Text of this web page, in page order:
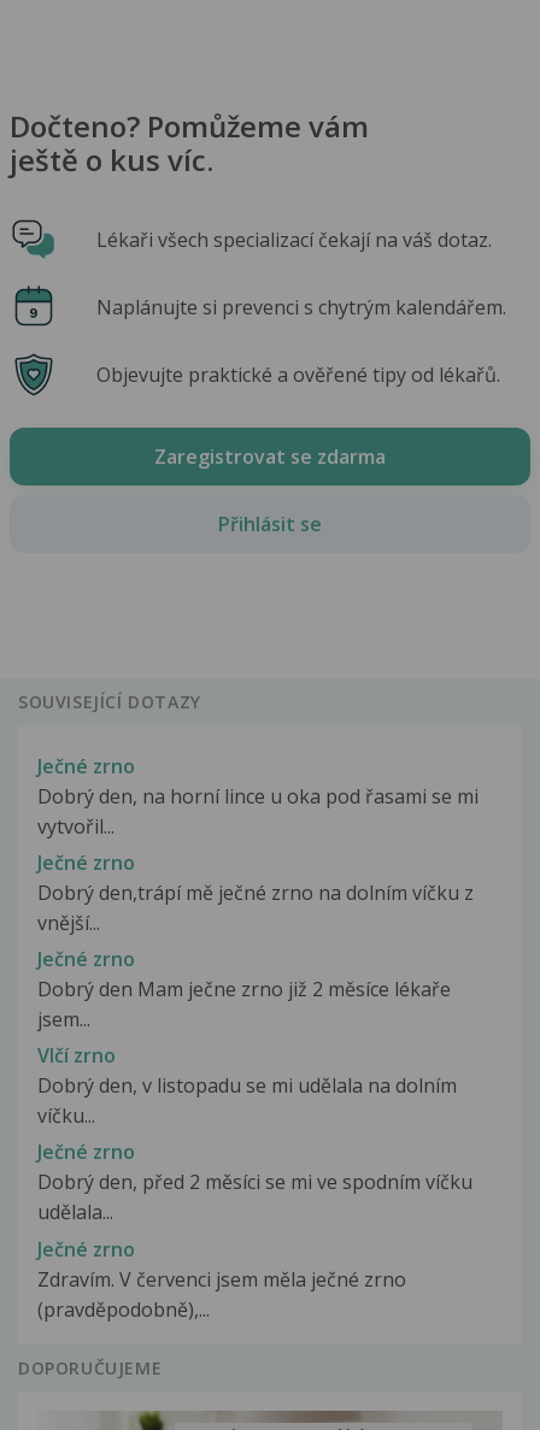
Dočteno? Pomůžeme vám
ještě o kus víc.
Lékaři všech specializací čekají na váš dotaz.
Naplánujte si prevenci s chytrým kalendářem.
Objevujte praktické a ověřené tipy od lékařů.
Zaregistrovat se zdarma
Přihlásit se
SOUVISEJÍCÍ DOTAZY
Ječné zrno
Dobrý den, na horní lince u oka pod řasami se mi
vytvořil...
Ječné zrno
Dobrý den,trápí mě ječné zrno na dolním víčku z
vnější...
Ječné zrno
Dobrý den Mam ječne zrno již 2 měsíce lékaře
jsem...
Vlčí zrno
Dobrý den, v listopadu se mi udělala na dolním
víčku...
Ječné zrno
Dobrý den, před 2 měsíci se mi ve spodním víčku
udělala...
Ječné zrno
Zdravím. V červenci jsem měla ječné zrno
(pravděpodobně),...
DOPORUČUJEME